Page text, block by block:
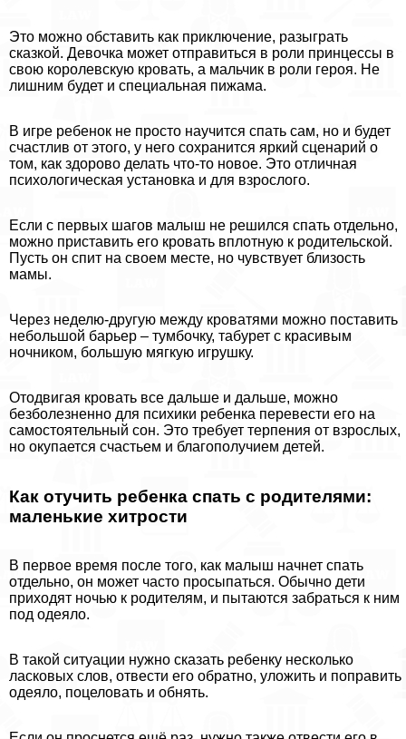
Это можно обставить как приключение, разыграть
сказкой. Дeвoчка может отправиться в роли принцессы в
свою королевскую кровать, а мальчик в роли героя. Не
лишним будет и специальная пижама.
В игре ребенок не просто научится спать сам, но и будет
счастлив от этого, у него сохранится яркий сценарий о
том, как здорово делать что-то новое. Это отличная
психологическая установка и для взрослого.
Если с первых шагов малыш не решился спать отдельно,
можно приставить его кровать вплотную к родительской.
Пусть он спит на своем месте, но чувствует близость
мамы.
Через неделю-другую между кроватями можно поставить
небольшой барьер – тумбочку, табурет с красивым
ночником, большую мягкую игрушку.
Отодвигая кровать все дальше и дальше, можно
безболезненно для психики ребенка перевести его на
самостоятельный сон. Это требует терпения от взрослых,
но окупается счастьем и благополучием детей.
Как отучить ребенка спать с родителями:
маленькие хитрости
В первое время после того, как малыш начнет спать
отдельно, он может часто просыпаться. Обычно дети
приходят ночью к родителям, и пытаются забраться к ним
под одеяло.
В такой ситуации нужно сказать ребенку несколько
ласковых слов, отвести его обратно, уложить и поправить
одеяло, поцеловать и обнять.